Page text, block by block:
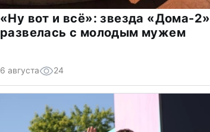
«Ну вот и всё»: звезда «Дома-2»
развелась с молодым мужем
6 августа 24